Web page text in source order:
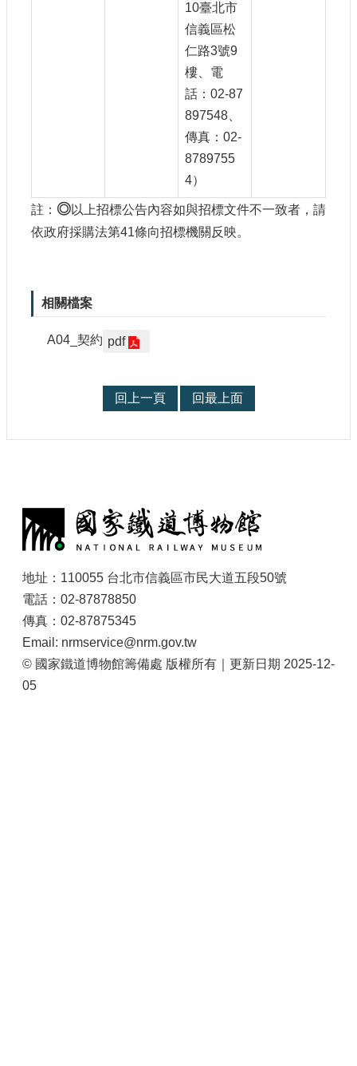
10臺北市
信義區松
仁路3號9
樓、電
話：02-87
897548、
傳真：02-
8789755
4）
註： ◎以上招標公告內容如與招標文件不一致者，請
依政府採購法第41條向招標機關反映。
相關檔案
A04_契約 pdf
回上一頁 回最上面
地址：110055 台北市信義區市民大道五段50號
電話：02-87878850
傳真：02-87875345
Email: nrmservice@nrm.gov.tw
© 國家鐵道博物館籌備處 版權所有｜更新日期 2025-12-
05